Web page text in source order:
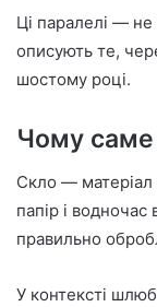
Ці паралелі —
описують те,
шостому році.
Чому саме
Скло —
папір і
правильно
У контексті